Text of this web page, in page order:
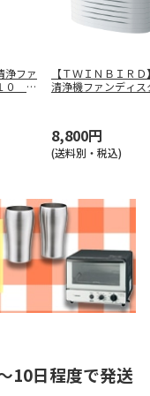
浄ファ
０ Ｗ
【ＴＷＩＮＢＩＲ
清浄機ファンディス
8,800円
(送料別・税込)
10日程度で発送